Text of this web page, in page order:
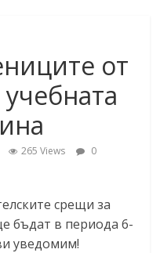
от
265 Views
0
срещи за
бъдат в периода 6-
уведомим!